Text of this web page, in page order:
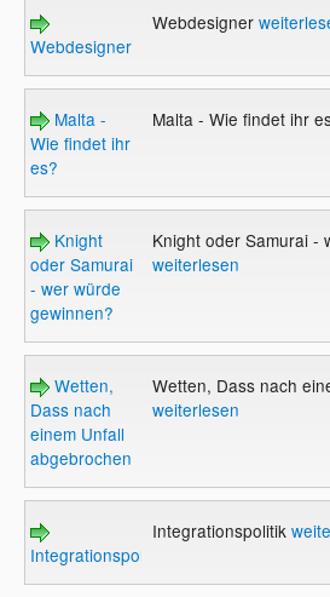
Webdesigner
Webdesigner
Malta -
Wie findet ihr
es?
Malta - Wie findet ihr
Knight
oder Samurai
- wer würde
gewinnen?
Knight oder Samurai -
weiterlesen
Wetten,
Dass nach
einem Unfall
abgebrochen
Wetten, Dass nach
weiterlesen
Integrationspolitik
Integrationspolitik